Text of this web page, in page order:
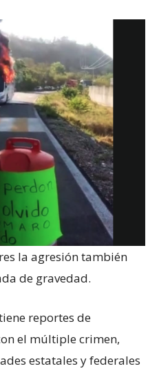
la agresión también
de gravedad.
reportes de
el múltiple crimen,
estatales y federales